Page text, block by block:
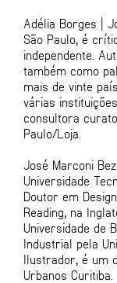
Adélia Borges |
São Paulo, é
independente.
também como
mais de vinte
várias
consultora
Paulo/Loja.
José Marconi
Universidade
Doutor em
Reading, na
Universidade de
Industrial pela
Ilustrador, é um
Urbanos Curitiba.